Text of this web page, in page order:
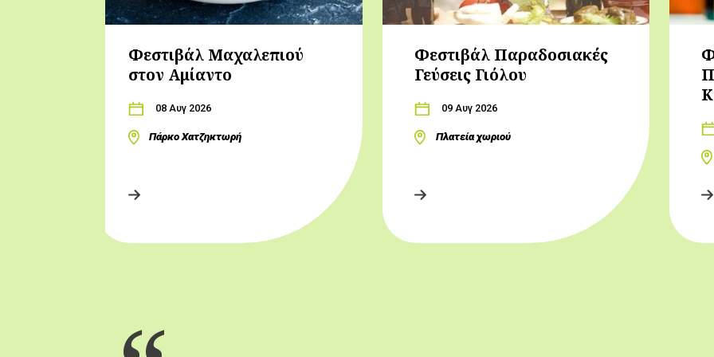
Φεστιβάλ Μαχαλεπιού
στον Αμίαντο
08 Αυγ 2026
Πάρκο Χατζηκτωρή
Φεστιβάλ Παραδοσιακές
Γεύσεις Γιόλου
09 Αυγ 2026
Πλατεία χωριού